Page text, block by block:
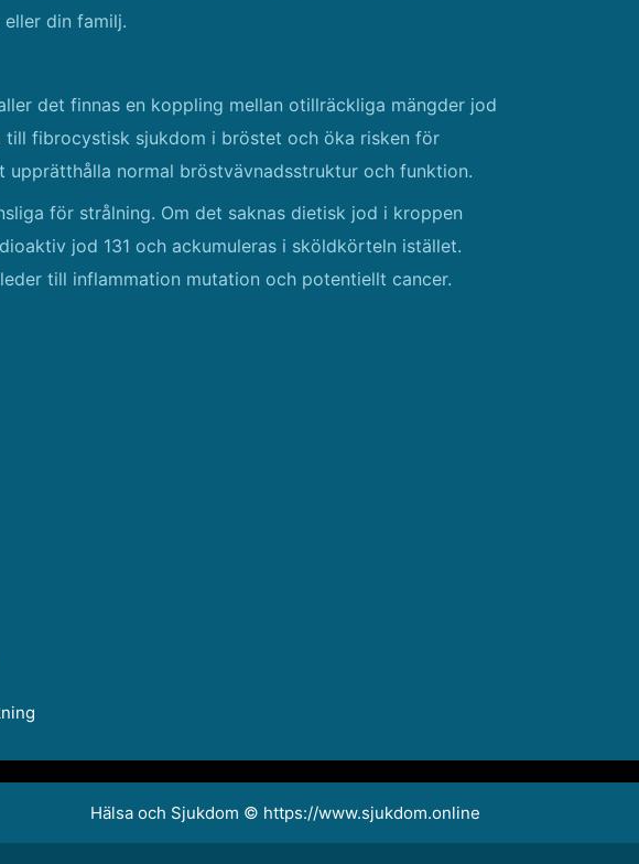
din familj.
det finnas en koppling mellan otillräckliga mängder jod
fibrocystisk sjukdom i bröstet och öka risken för
normal bröstvävnadsstruktur och funktion.
för strålning. Om det saknas dietisk jod i kroppen
jod 131 och ackumuleras i sköldkörteln istället.
till inflammation mutation och potentiellt cancer.
Hälsa och Sjukdom © https://www.sjukdom.online